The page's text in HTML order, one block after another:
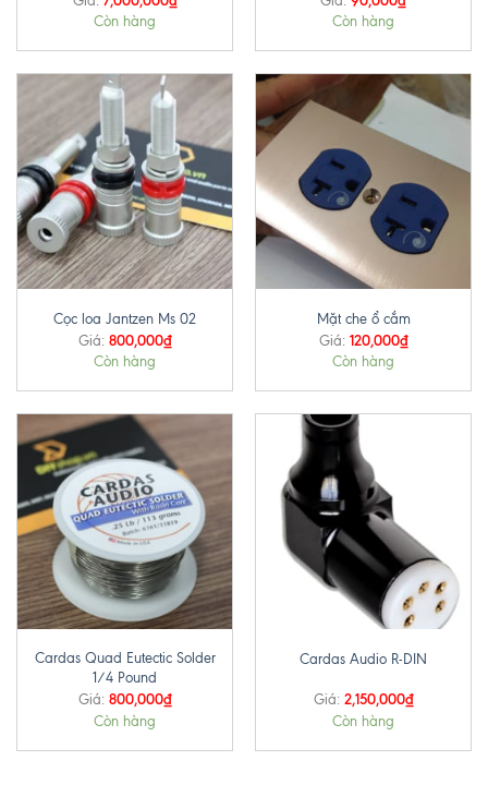
Còn hàng Còn hàng
Cọc loa Jantzen Ms 02
Giá: 800,000₫
Còn hàng
Mặt che ổ cắm
Giá: 120,000₫
Còn hàng
Cardas Quad Eutectic Solder
1/4 Pound
Giá: 800,000₫
Còn hàng
Cardas Audio R-DIN
Giá: 2,150,000₫
Còn hàng